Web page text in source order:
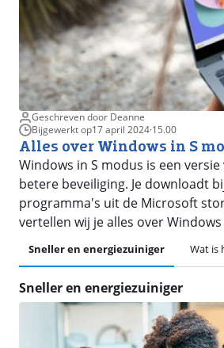
Geschreven door Deanne
Bijgewerkt op17 april 2024·15.00
Alles over Windows in S
Windows in S modus is een
betere beveiliging. Je downloadt
programma's uit de Microsoft
vertellen wij je alles over
Sneller en energiezuiniger Wat is
Sneller en energiezuiniger